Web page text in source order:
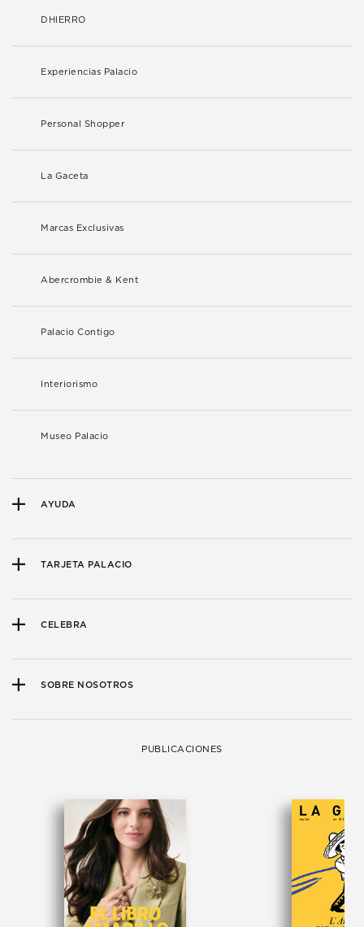
DHIERRO
Experiencias Palacio
Personal Shopper
La Gaceta
Marcas Exclusivas
Abercrombie & Kent
Palacio Contigo
Interiorismo
Museo Palacio
AYUDA
TARJETA PALACIO
CELEBRA
SOBRE NOSOTROS
PUBLICACIONES